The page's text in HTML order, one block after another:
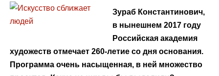
Зураб Константинович,
в нынешнем 2017 году
Российская академия
художеств отмечает 260-летие со дня основания.
Программа очень насыщенная, в ней множество